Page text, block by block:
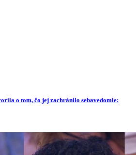
o tom, čo jej zachránilo sebavedomie: